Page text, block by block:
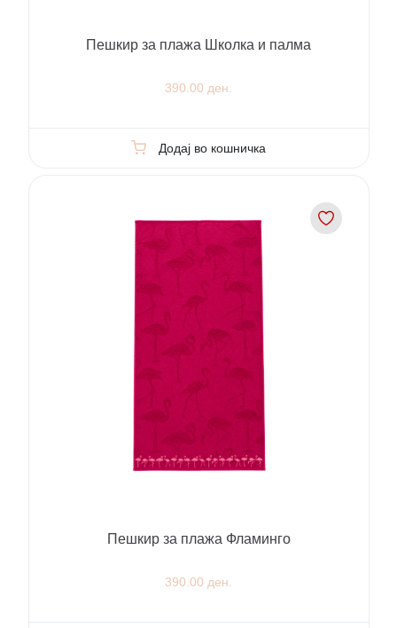
Пешкир за плажа Школка и палма
390.00 ден.
Додај во кошничка
Пешкир за плажа Фламинго
390.00 ден.